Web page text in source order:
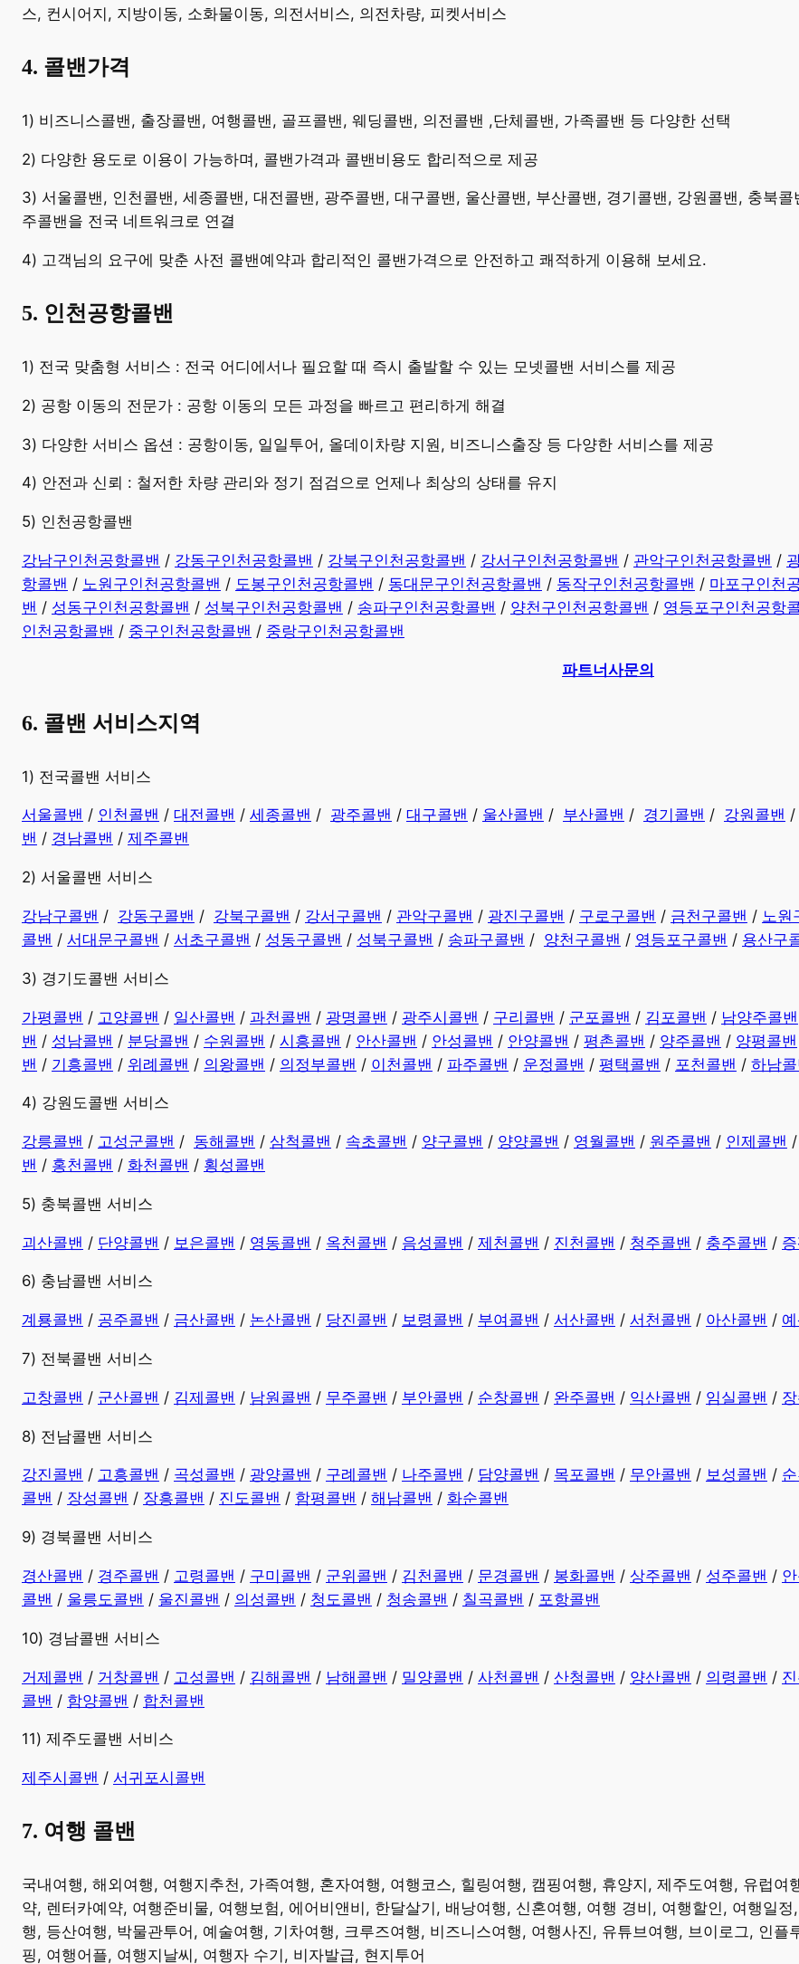
스, 컨시어지, 지방이동, 소화물이동, 의전서비스, 의전차량, 피켓서비스
4. 콜밴가격
​1) 비즈니스콜밴, 출장콜밴, 여행콜밴, 골프콜밴, 웨딩콜밴, 의전콜밴 ,단체콜밴, 가족콜밴 등 다양한 선택
2) 다양한 용도로 이용이 가능하며, 콜밴가격과 콜밴비용도 합리적으로 제공
3) 서울콜밴, 인천콜밴, 세종콜밴, 대전콜밴, 광주콜밴, 대구콜밴, 울산콜밴, 부산콜밴, 경기콜밴, 강원콜밴, 충북
주콜밴을 전국 네트워크로 연결
4) 고객님의 요구에 맞춘 사전 콜밴예약과 합리적인 콜밴가격으로 안전하고 쾌적하게 이용해 보세요.
5. 인천공항콜밴
​1) 전국 맞춤형 서비스 : 전국 어디에서나 필요할 때 즉시 출발할 수 있는 모넷콜밴 서비스를 제공
2) 공항 이동의 전문가 : 공항 이동의 모든 과정을 빠르고 편리하게 해결
3) 다양한 서비스 옵션 : 공항이동, 일일투어, 올데이차량 지원, 비즈니스출장 등 다양한 서비스를 제공
4) 안전과 신뢰 : 철저한 차량 관리와 정기 점검으로 언제나 최상의 상태를 유지
5) 인천공항콜밴
강남구인천공항콜밴 / 강동구인천공항콜밴 / 강북구인천공항콜밴 / 강서구인천공항콜밴 / 관악구인천공항콜밴 /
항콜밴 / 노원구인천공항콜밴 / 도봉구인천공항콜밴 / 동대문구인천공항콜밴 / 동작구인천공항콜밴 / 마포구인천
밴 / 성동구인천공항콜밴 / 성북구인천공항콜밴 / 송파구인천공항콜밴 / 양천구인천공항콜밴 / 영등포구인천공항
인천공항콜밴 / 중구인천공항콜밴 / 중랑구인천공항콜밴
파트너사문의
6. 콜밴 서비스지역
​1) 전국콜밴 서비스
서울콜밴 / 인천콜밴 / 대전콜밴 / 세종콜밴 / 광주콜밴 / 대구콜밴 / 울산콜밴 / 부산콜밴 / 경기콜밴 / 강원콜밴 /
밴 / 경남콜밴 ​ / 제주콜밴
2) 서울콜밴 서비스
강남구콜밴 / 강동구콜밴 / 강북구콜밴 / 강서구콜밴 / 관악구콜밴 / 광진구콜밴 / 구로구콜밴 / 금천구콜밴 / 노원
콜밴 / 서대문구콜밴 / 서초구콜밴 / 성동구콜밴 / 성북구콜밴 / 송파구콜밴 / 양천구콜밴 / 영등포구콜밴 / 용산구
3) 경기도콜밴 서비스
가평콜밴 / 고양콜밴 / 일산콜밴 / 과천콜밴 / 광명콜밴 / 광주시콜밴 / 구리콜밴 / 군포콜밴 / 김포콜밴 / 남양주콜밴
밴 / 성남콜밴 / 분당콜밴 / 수원콜밴 / 시흥콜밴 / 안산콜밴 / 안성콜밴 / 안양콜밴 / 평촌콜밴 / 양주콜밴 / 양평콜밴
밴 / 기흥콜밴 / 위례콜밴 / 의왕콜밴 / 의정부콜밴 / 이천콜밴 / 파주콜밴 / 운정콜밴 / 평택콜밴 / 포천콜밴 / 하남콜
4) 강원도콜밴 서비스
강릉콜밴 / 고성군콜밴 / 동해콜밴 / 삼척콜밴 / 속초콜밴 / 양구콜밴 / 양양콜밴 / 영월콜밴 / 원주콜밴 / 인제콜밴 /
밴 / 홍천콜밴 / 화천콜밴 / 횡성콜밴
5) 충북콜밴 서비스
괴산콜밴 / 단양콜밴 / 보은콜밴 / 영동콜밴 / 옥천콜밴 / 음성콜밴 / 제천콜밴 / 진천콜밴 / 청주콜밴 / 충주콜밴 /
6) 충남콜밴 서비스
계룡콜밴 / 공주콜밴 / 금산콜밴 / 논산콜밴 / 당진콜밴 / 보령콜밴 / 부여콜밴 / 서산콜밴 / 서천콜밴 / 아산콜밴 /
7) 전북콜밴 서비스
고창콜밴 / 군산콜밴 / 김제콜밴 / 남원콜밴 / 무주콜밴 / 부안콜밴 / 순창콜밴 / 완주콜밴 / 익산콜밴 / 임실콜밴 /
8) 전남콜밴 서비스
강진콜밴 / 고흥콜밴 / 곡성콜밴 / 광양콜밴 / 구례콜밴 / 나주콜밴 / 담양콜밴 / 목포콜밴 / 무안콜밴 / 보성콜밴 /
콜밴 / 장성콜밴 / 장흥콜밴 / 진도콜밴 / 함평콜밴 / 해남콜밴 / 화순콜밴
9) 경북콜밴 서비스
경산콜밴 / 경주콜밴 / 고령콜밴 / 구미콜밴 / 군위콜밴 / 김천콜밴 / 문경콜밴 / 봉화콜밴 / 상주콜밴 / 성주콜밴 /
콜밴 / 울릉도콜밴 / 울진콜밴 / 의성콜밴 / 청도콜밴 / 청송콜밴 / 칠곡콜밴 / 포항콜밴
10) 경남콜밴 서비스
​거제콜밴 / 거창콜밴 / 고성콜밴 / 김해콜밴 / 남해콜밴 / 밀양콜밴 / 사천콜밴 / 산청콜밴 / 양산콜밴 / 의령콜밴 /
콜밴 / 함양콜밴 / 합천콜밴
11) 제주도콜밴 서비스
제주시콜밴 / 서귀포시콜밴
7. 여행 콜밴
국내여행, 해외여행, 여행지추천, 가족여행, 혼자여행, 여행코스, 힐링여행, 캠핑여행, 휴양지, 제주도여행, 유럽
약, 렌터카예약, 여행준비물, 여행보험, 에어비앤비, 한달살기, 배낭여행, 신혼여행, 여행 경비, 여행할인, 여행일
행, 등산여행, 박물관투어, 예술여행, 기차여행, 크루즈여행, 비즈니스여행, 여행사진, 유튜브여행, 브이로그, 인
핑, 여행어플, 여행지날씨, 여행자 수기, 비자발급, 현지투어 ​